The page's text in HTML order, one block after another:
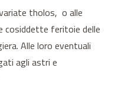
tholos, o alle
cosiddette feritoie delle
Alle loro eventuali
agli astri e